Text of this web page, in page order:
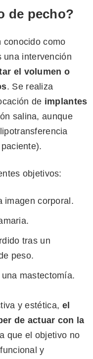
de pecho?
conocido como
una intervención
el volumen o
. Se realiza
de implantes
salina, aunque
objetivos:
imagen corporal.
tras un
peso.
mastectomía.
y estética, el
de actuar con la
que el objetivo no
y